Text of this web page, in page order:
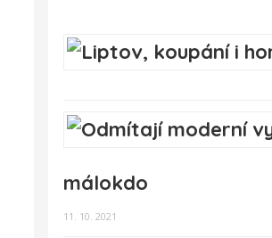
málokdo
11. 10. 2021